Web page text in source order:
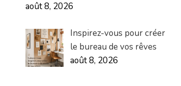
août 8, 2026
Inspirez-vous pour créer
le bureau de vos rêves
août 8, 2026